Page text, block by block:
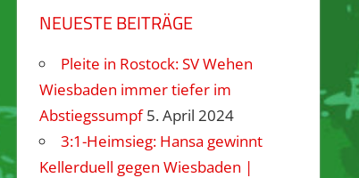
NEUESTE BEITRÄGE
Pleite in Rostock: SV Wehen
Wiesbaden immer tiefer im
Abstiegssumpf 5. April 2024
3:1-Heimsieg: Hansa gewinnt
Kellerduell gegen Wiesbaden |